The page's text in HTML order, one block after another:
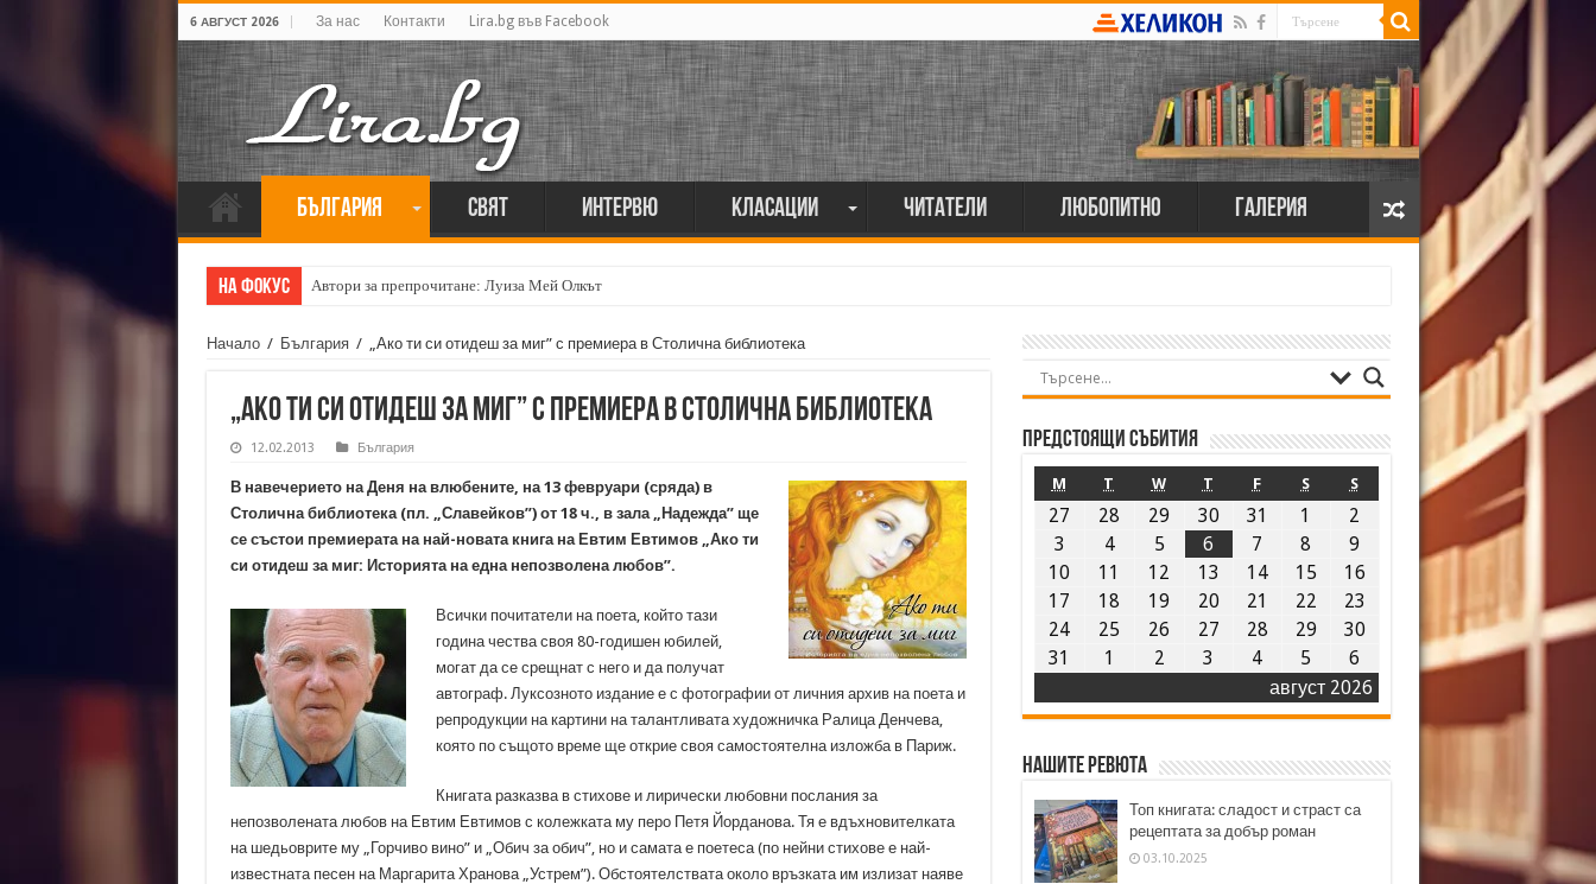
6 АВГУСТ 2026 За нас Контакти Lira.bg във Facebook
България Свят Интервю Класации Читатели Любопитно Галерия
На фокус Автори за препрочитане: Луиза Мей Олкът
Начало / България / „Ако ти си отидеш за миг” с премиера в Столична библиотека
„Ако ти си отидеш за миг” с премиера в Столична библиотека
12.02.2013 България
В навечерието на Деня на влюбените, на 13 февруари (сряда) в
Столична библиотека (пл. „Славейков”) от 18 ч., в зала „Надежда” ще
се състои премиерата на най-новата книга на Евтим Евтимов „Ако ти
си отидеш за миг: Историята на една непозволена любов”.
Всички почитатели на поета, който тази
година чества своя 80-годишен юбилей,
могат да се срещнат с него и да получат
автограф. Луксозното издание е с фотографии от личния архив на поета и
репродукции на картини на талантливата художничка Ралица Денчева,
която по същото време ще открие своя самостоятелна изложба в Париж.
Книгата разказва в стихове и лирически любовни послания за
непозволената любов на Евтим Евтимов с колежката му перо Петя Йорданова. Тя е вдъхновителката
на шедьоврите му „Горчиво вино” и „Обич за обич”, но и самата е поетеса (по нейни стихове е най-
известната песен на Маргарита Хранова „Устрем”). Обстоятелствата около връзката им излизат наяве
Предстоящи събития
август 2026
M T W T F S S
27 28 29 30 31 1
2
3
4 5 6 7 8
9
10
11 12 13 14 15
16
17
18 19 20 21 22
23
24
25 26 27 28 29
30
31
1 2 3 4 5 6
Нашите ревюта
Топ книгата: сладост и страст са
рецептата за добър роман
03.10.2025